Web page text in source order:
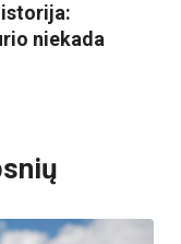
istorija:
niekada